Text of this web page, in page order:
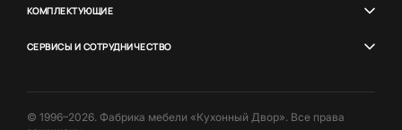
КОМПЛЕКТУЮЩИЕ
СЕРВИСЫ И СОТРУДНИЧЕСТВО
© 1996–2026. Фабрика мебели «Кухонный Двор». Все права